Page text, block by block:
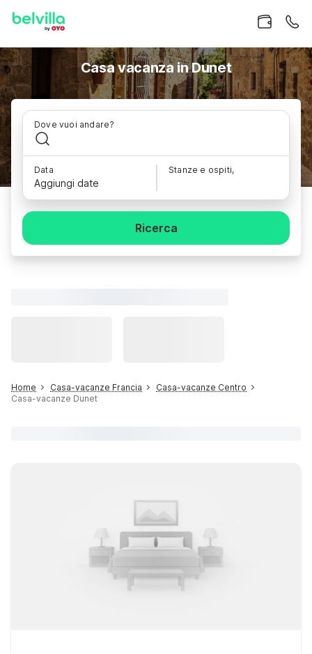
Casa vacanza in Dunet
Dove vuoi andare?
Data
Aggiungi date
Stanze e ospiti,
Ricerca
Home Casa-vacanze Francia
Casa-vacanze Centro
Casa-vacanze Dunet